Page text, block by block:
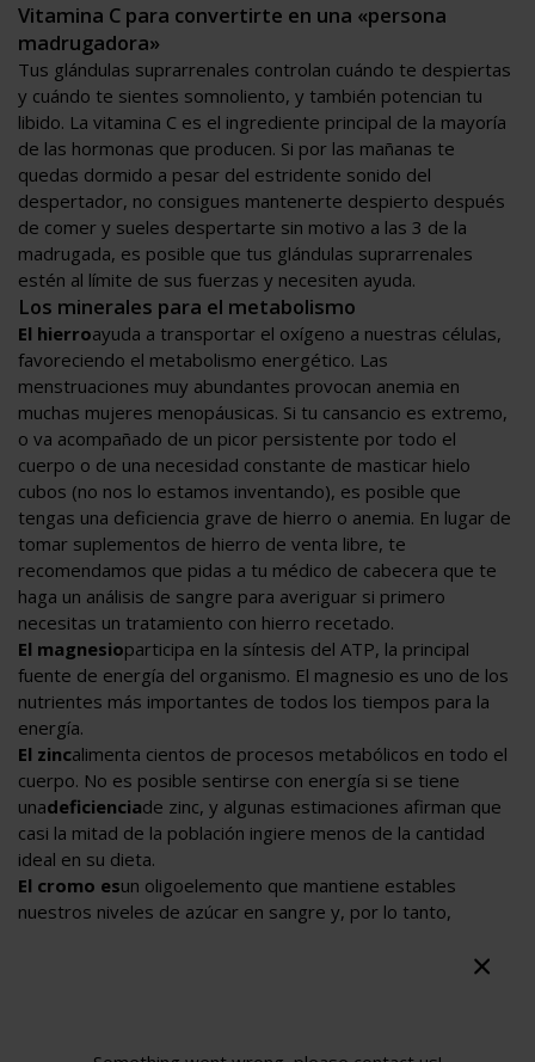
Vitamina C para convertirte en una «persona
madrugadora»
Tus glándulas suprarrenales controlan cuándo te despiertas
y cuándo te sientes somnoliento, y también potencian tu
libido. La vitamina C es el ingrediente principal de la mayoría
de las hormonas que producen. Si por las mañanas te
quedas dormido a pesar del estridente sonido del
despertador, no consigues mantenerte despierto después
de comer y sueles despertarte sin motivo a las 3 de la
madrugada, es posible que tus glándulas suprarrenales
estén al límite de sus fuerzas y necesiten ayuda.
Los minerales para el metabolismo
El hierroayuda a transportar el oxígeno a nuestras células,
favoreciendo el metabolismo energético. Las
menstruaciones muy abundantes provocan anemia en
muchas mujeres menopáusicas. Si tu cansancio es extremo,
o va acompañado de un picor persistente por todo el
cuerpo o de una necesidad constante de masticar hielo
cubos (no nos lo estamos inventando), es posible que
tengas una deficiencia grave de hierro o anemia. En lugar de
tomar suplementos de hierro de venta libre, te
recomendamos que pidas a tu médico de cabecera que te
haga un análisis de sangre para averiguar si primero
necesitas un tratamiento con hierro recetado.
El magnesioparticipa en la síntesis del ATP, la principal
fuente de energía del organismo. El magnesio es uno de los
nutrientes más importantes de todos los tiempos para la
energía.
El zincalimenta cientos de procesos metabólicos en todo el
cuerpo. No es posible sentirse con energía si se tiene
unadeficienciade zinc, y algunas estimaciones afirman que
casi la mitad de la población ingiere menos de la cantidad
ideal en su dieta.
El cromo esun oligoelemento que mantiene estables
nuestros niveles de azúcar en sangre y, por lo tanto,
personas que siguen una dieta por su capacidad para reducir